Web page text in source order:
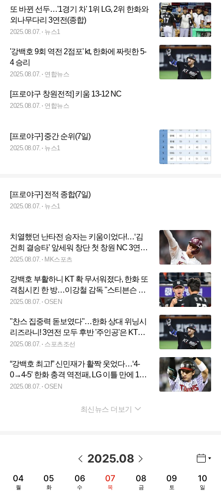
또 바뀐 선두…'1경기 차' 1위 LG, 2위 한화와
외나무다리 3연전(종합)
2025.08.07. 뉴스1
'강백호 9회 역전 2점포' kt, 한화에 짜릿한 5-
4 승리
2025.08.07. 연합뉴스
[프로야구 창원전적] 키움 13-12 NC
2025.08.07. 연합뉴스
[프로야구] 중간 순위(7일)
2025.08.07. 뉴스1
[프로야구] 전적 종합(7일)
2025.08.07. 뉴스1
치열했던 난타전 승자는 키움이었다!…‘김
건희 결승타’ 앞세워 창단 첫 창원 NC 3연전
싹쓸이
2025.08.07. MK스포츠
강백호 부활하니 KT 확 무서워졌다, 한화 또
격침시킨 한 방…이강철 감독 "스티븐슨 첫
홈런 축하한다"
2025.08.07. OSEN
"찬스 집중력 돋보였다"…한화 상대 위닝시
리즈라니! 3연전 모두 후반 '주인공'은 KT였
다
2025.08.07. 스포츠조선
“강백호 최고!” 신민재가 활짝 웃었다…‘4-
0→4-5’ 한화 충격 역전패, LG 이틀 만에 1위
재탈환하다
2025.08.07. OSEN
최신뉴스 더보기
2025.08
04
월
05
화
06
수
07
목
08
금
09
토
10
일